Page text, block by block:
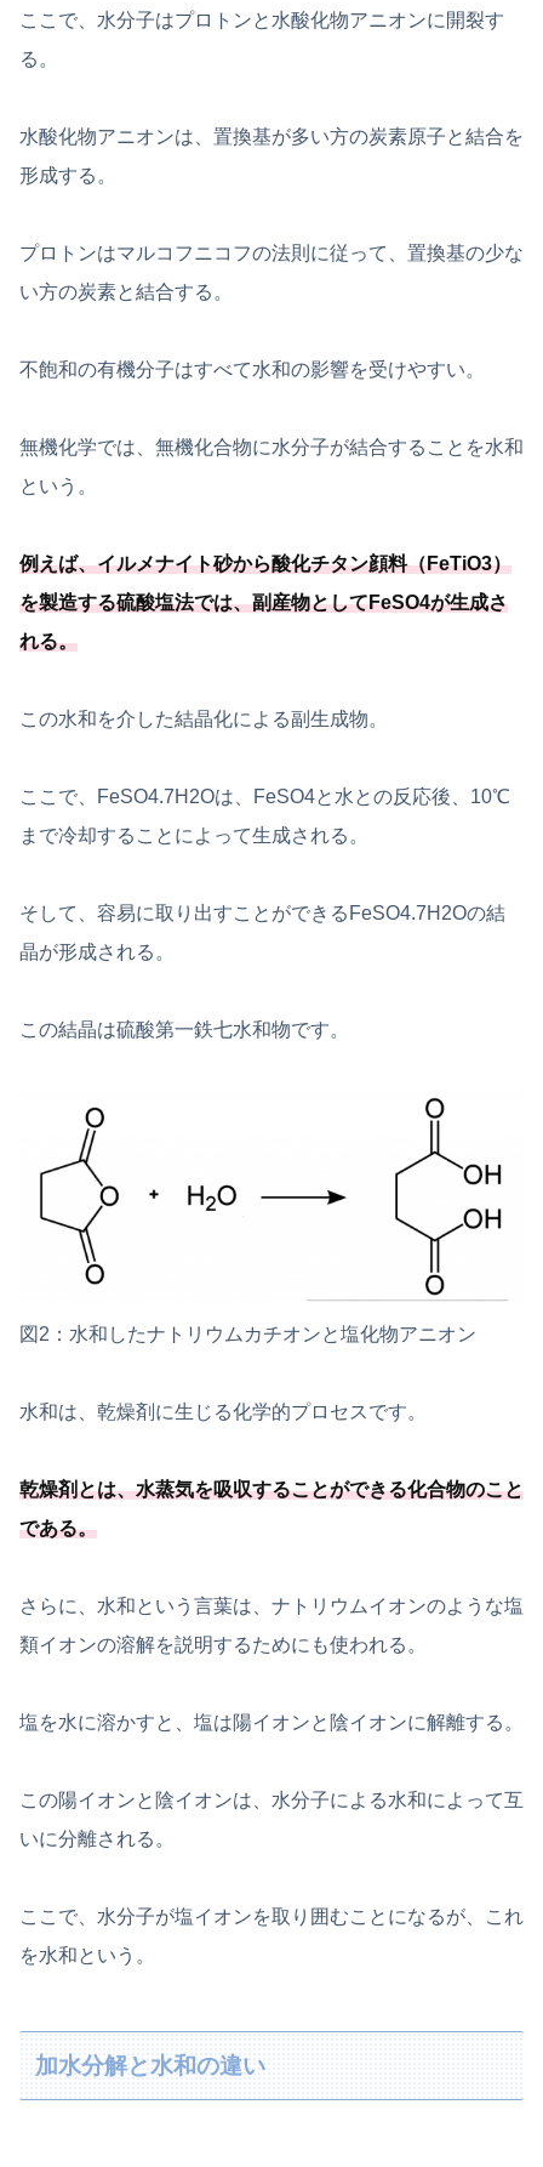
ここで、水分子はプロトンと水酸化物アニオンに開裂す
る。
水酸化物アニオンは、置換基が多い方の炭素原子と結合を
形成する。
プロトンはマルコフニコフの法則に従って、置換基の少な
い方の炭素と結合する。
不飽和の有機分子はすべて水和の影響を受けやすい。
無機化学では、無機化合物に水分子が結合することを水和
という。
例えば、イルメナイト砂から酸化チタン顔料（FeTiO3）
を製造する硫酸塩法では、副産物としてFeSO4が生成さ
れる。
この水和を介した結晶化による副生成物。
ここで、FeSO4.7H2Oは、FeSO4と水との反応後、10℃
まで冷却することによって生成される。
そして、容易に取り出すことができるFeSO4.7H2Oの結
晶が形成される。
この結晶は硫酸第一鉄七水和物です。
図2：水和したナトリウムカチオンと塩化物アニオン
水和は、乾燥剤に生じる化学的プロセスです。
乾燥剤とは、水蒸気を吸収することができる化合物のこと
である。
さらに、水和という言葉は、ナトリウムイオンのような塩
類イオンの溶解を説明するためにも使われる。
塩を水に溶かすと、塩は陽イオンと陰イオンに解離する。
この陽イオンと陰イオンは、水分子による水和によって互
いに分離される。
ここで、水分子が塩イオンを取り囲むことになるが、これ
を水和という。
加水分解と水和の違い